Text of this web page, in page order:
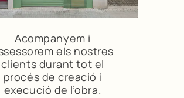
Acompanyem i
els nostres
clients durant tot el
procés de creació i
execució de l’obra.